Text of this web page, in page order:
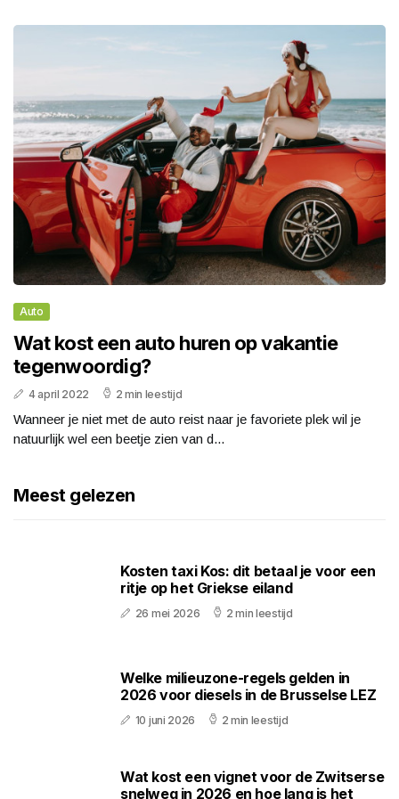
Auto
Wat kost een auto huren op vakantie
tegenwoordig?
4 april 2022 2 min leestijd
Wanneer je niet met de auto reist naar je favoriete plek wil je
natuurlijk wel een beetje zien van d...
Meest gelezen
Kosten taxi Kos: dit betaal je voor een
ritje op het Griekse eiland
26 mei 2026 2 min leestijd
Welke milieuzone-regels gelden in
2026 voor diesels in de Brusselse LEZ
10 juni 2026 2 min leestijd
Wat kost een vignet voor de Zwitserse
snelweg in 2026 en hoe lang is het